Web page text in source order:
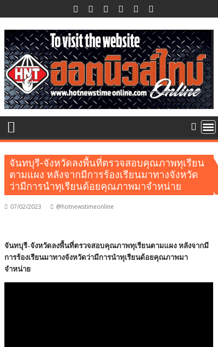
to
content
จันทบุรี-จังหวัดลงพื้นที่ตรวจสอบคุณภาพทุเรียน
ตามแผง หลังจากมีการร้องเรียนมาทางจังหวัด
ว่ามีการนำทุเรียนด้อยคุณภาพมาจำหน่าย
07/02/2023 @hotnewstimeonline
จันทบุรี-จังหวัดลงพื้นที่ตรวจสอบคุณภาพทุเรียนตามแผง หลังจากมี
การร้องเรียนมาทางจังหวัดว่ามีการนำทุเรียนด้อยคุณภาพมา
จำหน่าย